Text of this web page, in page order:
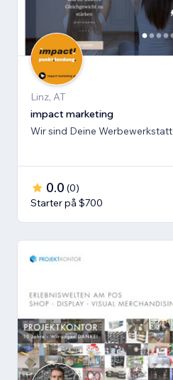
Linz, AT
impact marketing
Wir sind Deine Werbewerkstatt
0.0 (0)
Starter på $700